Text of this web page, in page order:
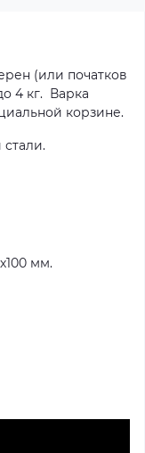
(или початков
4 кг. Варка
корзине.
мм.